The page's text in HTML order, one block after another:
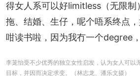
得女人系可以好limitless（无限制
拖、结婚、生仔，呢个唔系终点
咁读书啦，因为我冇一个degree
李茏怡受不少优秀的独立女性启发，认为女人可以
目标，并因而决定求变。（林志龙、潘乐文摄）